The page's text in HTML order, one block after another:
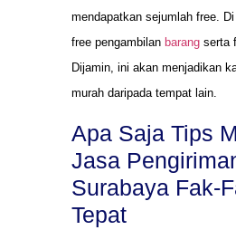
mendapatkan sejumlah free.
free pengambilan barang serta
Dijamin, ini akan menjadikan
murah daripada tempat lain.
Apa Saja Tips
Jasa
Surabaya Fak-
Tepat